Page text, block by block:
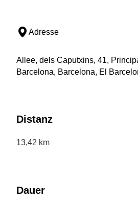
Adresse
Allee, dels Caputxins, 41,
Barcelona, Barcelona, El
Distanz
13,42 km
Dauer